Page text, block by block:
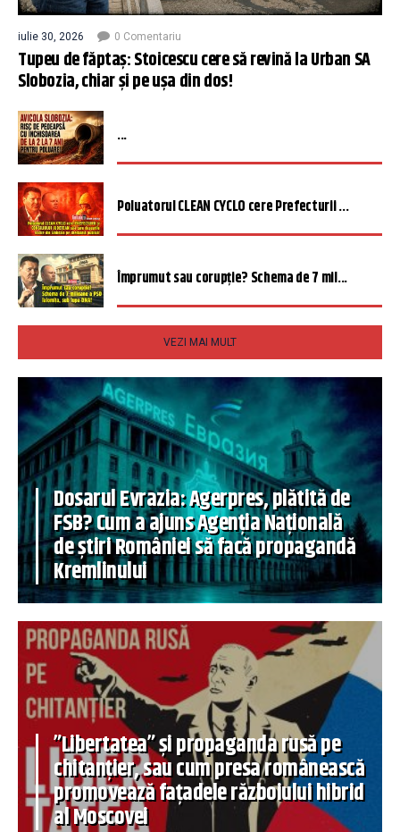
iulie 30, 2026 0 Comentariu
Tupeu de făptaș: Stoicescu cere să revină la Urban SA
Slobozia, chiar și pe ușa din dos!
...
Poluatorul CLEAN CYCLO cere Prefecturii ...
Împrumut sau corupție? Schema de 7 mil...
VEZI MAI MULT
Dosarul Evrazia: Agerpres, plătită de
FSB? Cum a ajuns Agenția Națională
de știri României să facă propagandă
Kremlinului
”Libertatea” și propaganda rusă pe
chitanțier, sau cum presa românească
promovează fațadele războiului hibrid
al Moscovei